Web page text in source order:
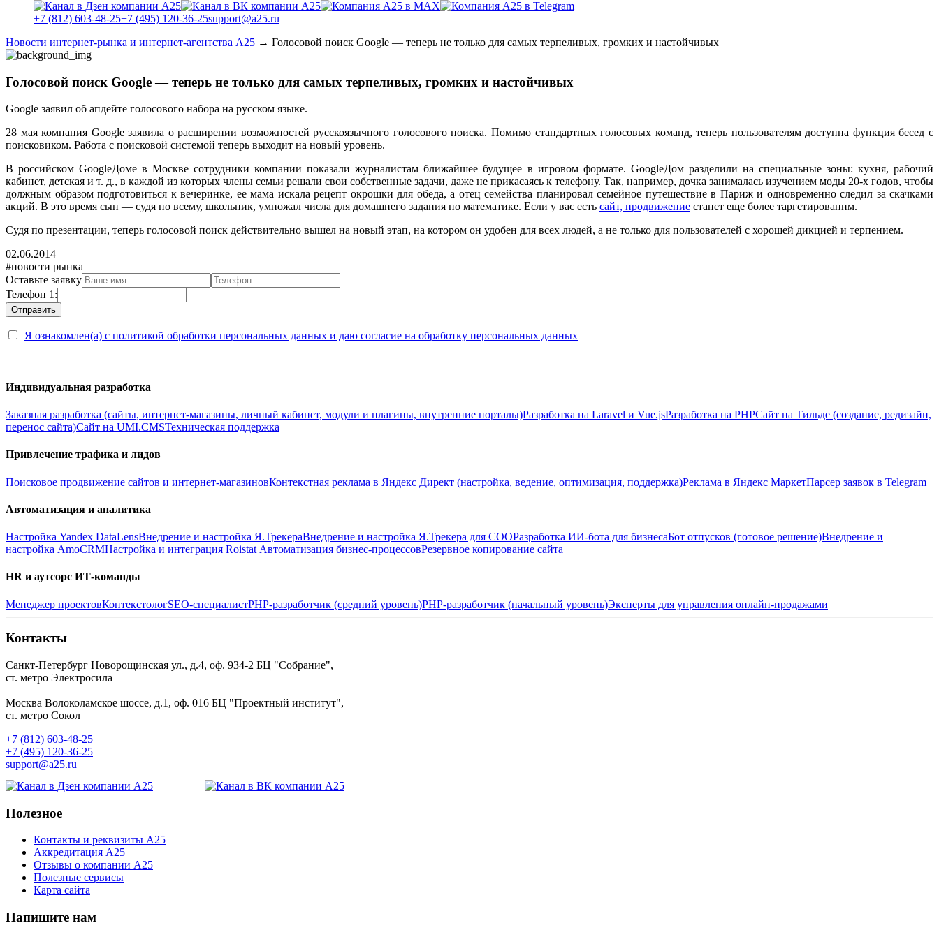
+7 (812) 603-48-25+7 (495) 120-36-25support@a25.ru
Новости интернет-рынка и интернет-агентства А25 → Голосовой поиск Google — теперь не только для самых терпеливых, громких и настойчивых
Голосовой поиск Google — теперь не только для самых терпеливых, громких и настойчивых
Google заявил об апдейте голосового набора на русском языке.
28 мая компания Google заявила о расширении возможностей русскоязычного голосового поиска. Помимо стандартных голосовых команд, теперь пользователям доступна функция бесед с
поисковиком. Работа с поисковой системой теперь выходит на новый уровень.
В российском GoogleДоме в Москве сотрудники компании показали журналистам ближайшее будущее в игровом формате. GoogleДом разделили на специальные зоны: кухня, рабочий
кабинет, детская и т. д., в каждой из которых члены семьи решали свои собственные задачи, даже не прикасаясь к телефону. Так, например, дочка занималась изучением моды 20-х годов, чтобы
должным образом подготовиться к вечеринке, ее мама искала рецепт окрошки для обеда, а отец семейства планировал семейное путешествие в Париж и одновременно следил за скачками
акций. В это время сын — судя по всему, школьник, умножал числа для домашнего задания по математике. Если у вас есть сайт, продвижение станет еще более таргетированнм.
Судя по презентации, теперь голосовой поиск действительно вышел на новый этап, на котором он удобен для всех людей, а не только для пользователей с хорошей дикцией и терпением.
02.06.2014
#новости рынка
Оставьте заявку
Телефон 1:
Я ознакомлен(а) с политикой обработки персональных данных и даю согласие на обработку персональных данных
Индивидуальная разработка
Заказная разработка (сайты, интернет-магазины, личный кабинет, модули и плагины, внутренние порталы)Разработка на Laravel и Vue.jsРазработка на PHPСайт на Тильде (создание, редизайн,
перенос сайта)Сайт на UMI.CMSТехническая поддержка
Привлечение трафика и лидов
Поисковое продвижение сайтов и интернет-магазиновКонтекстная реклама в Яндекс Директ (настройка, ведение, оптимизация, поддержка)Реклама в Яндекс МаркетПарсер заявок в Telegram
Автоматизация и аналитика
Настройка Yandex DataLensВнедрение и настройка Я.ТрекераВнедрение и настройка Я.Трекера для СООРазработка ИИ-бота для бизнесаБот отпусков (готовое решение)Внедрение и
настройка AmoCRMНастройка и интеграция Roistat Автоматизация бизнес-процессовРезервное копирование сайта
HR и аутсорс ИТ-команды
Менеджер проектовКонтекстологSEO-специалистPHP-разработчик (средний уровень)PHP-разработчик (начальный уровень)Эксперты для управления онлайн-продажами
Контакты
Санкт-Петербург Новорощинская ул., д.4, оф. 934-2 БЦ "Собрание",
ст. метро Электросила
Москва Волоколамское шоссе, д.1, оф. 016 БЦ "Проектный институт",
ст. метро Сокол
+7 (812) 603-48-25
+7 (495) 120-36-25
support@a25.ru
Полезное
Контакты и реквизиты А25
Аккредитация А25
Отзывы о компании А25
Полезные сервисы
Карта сайта
Напишите нам